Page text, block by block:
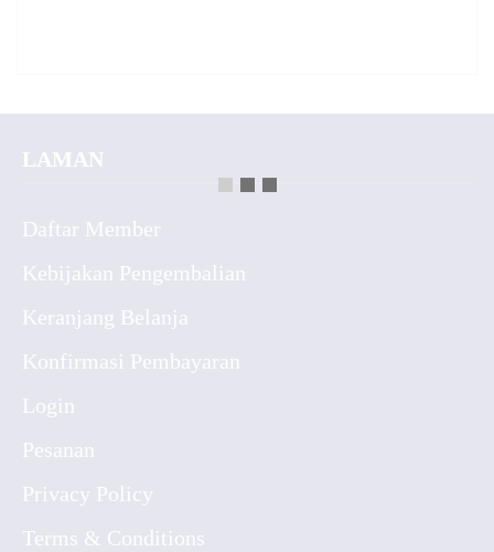
LAMAN
Daftar Member
Kebijakan Pengembalian
Keranjang Belanja
Konfirmasi Pembayaran
Login
Pesanan
Privacy Policy
Terms & Conditions